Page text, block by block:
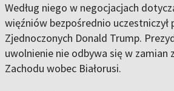
Według niego w negocjacjach
więźniów bezpośrednio
Zjednoczonych Donald Trump.
uwolnienie nie odbywa się w zamian
Zachodu wobec Białorusi.